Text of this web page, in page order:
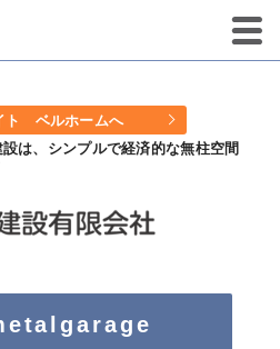
ト ベルホームへ
は、シンプルで経済的な無柱空間